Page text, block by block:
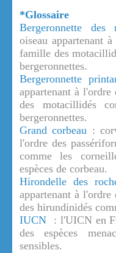
*Glossaire
Bergeronnette des
oiseau appartenant
famille des
bergeronnettes.
Bergeronnette
appartenant à
des motacillidés
bergeronnettes.
Grand corbeau :
l'ordre des
comme les
espèces de corbeau.
Hirondelle des
appartenant à
des hirundinidés
IUCN
: l'UICN en
des espèces
sensibles.